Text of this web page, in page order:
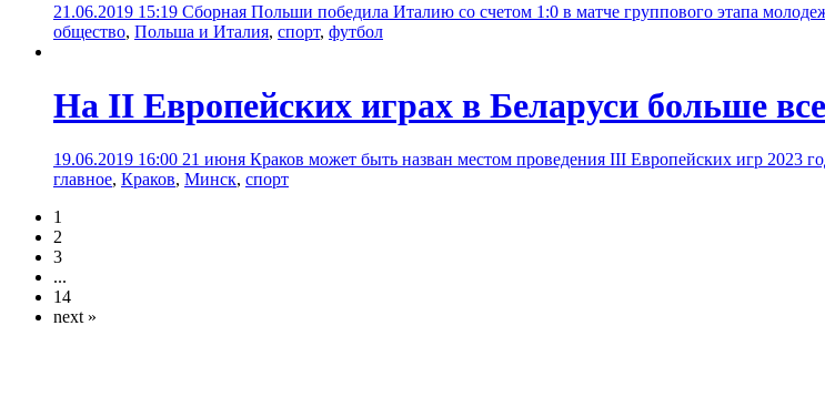
21.06.2019 15:19 Сборная Польши победила Италию со счетом 1:0 в матче группового этапа
общество, Польша и Италия, спорт, футбол
На II Европейских играх в Беларуси больше
19.06.2019 16:00 21 июня Краков может быть назван местом проведения III Европейских игр 2023
главное, Краков, Минск, спорт
1
2
3
...
14
next »